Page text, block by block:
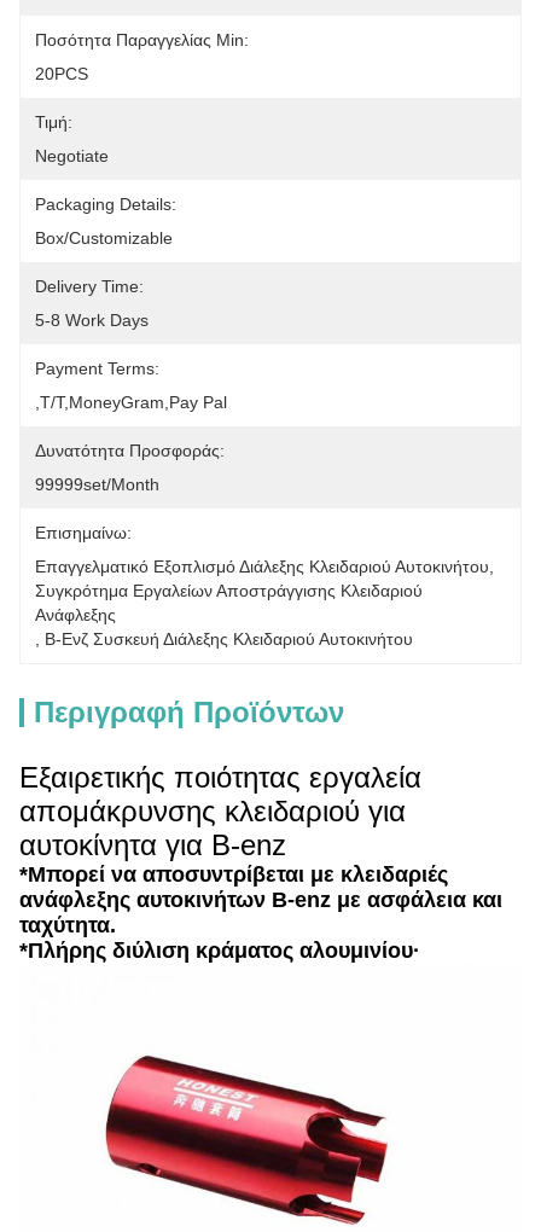
Ποσότητα Παραγγελίας Min:
20PCS
Τιμή:
Negotiate
Packaging Details:
Box/Customizable
Delivery Time:
5-8 Work Days
Payment Terms:
,T/T,MoneyGram,pay Pal
Δυνατότητα Προσφοράς:
99999set/Month
Επισημαίνω:
Επαγγελματικό Εξοπλισμό Διάλεξης Κλειδαριού Αυτοκινήτου
Συγκρότημα Εργαλείων Αποστράγγισης Κλειδαριού
Ανάφλεξης
Β-Ενζ Συσκευή Διάλεξης Κλειδαριού Αυτοκινήτου
Περιγραφή Προϊόντων
Εξαιρετικής ποιότητας εργαλεία
απομάκρυνσης κλειδαριού για
αυτοκίνητα για B-enz
*Μπορεί να αποσυντρίβεται με κλειδαριές
ανάφλεξης αυτοκινήτων B-enz με ασφάλεια και
ταχύτητα.
*Πλήρης διύλιση κράματος αλουμινίου·